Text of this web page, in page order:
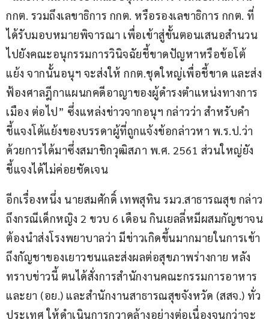
กกต. รวมถึงเลขาธิการ กกต. หรือรองเลขาธิการ กกต. ที่
ได้รับมอบหมายพิจารณา เพื่อเข้าสู่ขั้นตอนเสนอสำนวน
ไปยังคณะอนุกรรมการวินิจฉัยชี้ขาดปัญหาหรือข้อโต้
แย้ง จากนั้นอนุฯ จะส่งให้ กกต.ชุดใหญ่เพื่อชี้ขาด และส่ง
ฟ้องศาลฎีกาแผนกคดีอาญาของผู้ดำรงตำแหน่งทางการ
เมือง ต่อไป” ซึ่งแหล่งข่าวจากอนุฯ กล่าวว่า สำหรับคำ
ชี้แจงโต้แย้งของบรรดาผู้ที่ถูกแจ้งข้อกล่าวหา พ.ร.ป.ว่า
ด้วยการได้มาซึ่งสมาชิกวุฒิสภา พ.ศ. 2561 ส่วนใหญ่ยัง
ชี้แจงได้ไม่ค่อยชัดเจน
อีกเรื่องหนึ่ง นายสมศักดิ์ เทพสุทิน รมว.สาธารณสุข กล่าว
ถึงกรณีเด็กหญิง 2 ขวบ 6 เดือน กินเยลลี่หมีผสมกัญชาจน
ต้องนำส่งโรงพยาบาลว่า มีข่าวเกิดขึ้นมากมายในการเข้า
ถึงกัญชาของเยาวชนและส่งผลต่อสุขภาพร่างกาย หลัง
ทราบข่าวนี้ ตนได้สั่งการสำนักงานคณะกรรมการอาหาร
และยา (อย.) และสำนักงานสาธารณสุขจังหวัด (สสจ.) ทั่ว
ประเทศ ให้ดำเนินการกวาดล้างอย่างต่อเนื่องจนกว่าจะ